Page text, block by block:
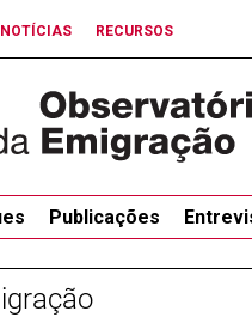
NOTÍCIAS RECURSOS
Publicações